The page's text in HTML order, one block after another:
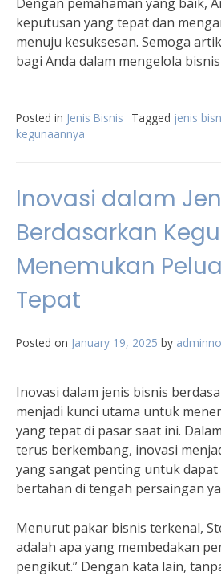
keputusan yang tepat dan
menuju kesuksesan. Semoga
bagi Anda dalam mengelola
Posted in Jenis Bisnis Tagged jenis
kegunaannya
Inovasi dalam
Berdasarkan
Menemukan
Tepat
Posted on January 19, 2025 by
Inovasi dalam jenis bisnis
menjadi kunci utama untuk
yang tepat di pasar saat ini.
terus berkembang, inovasi
yang sangat penting untuk dapat
bertahan di tengah persaingan
Menurut pakar bisnis terkenal,
adalah apa yang membedakan
pengikut.” Dengan kata lain,